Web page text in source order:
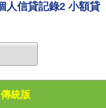
人信貸記錄2 小額貸
傳統版